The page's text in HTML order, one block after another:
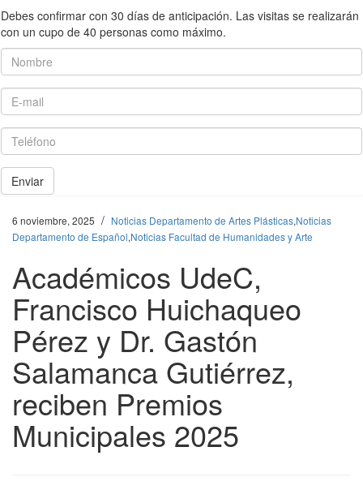
Debes confirmar con 30 días de anticipación. Las visitas se realizarán
con un cupo de 40 personas como máximo.
Nombre
E-mail
Teléfono
Enviar
6 noviembre, 2025 / Noticias Departamento de Artes Plásticas,Noticias
Departamento de Español,Noticias Facultad de Humanidades y Arte
Académicos UdeC,
Francisco Huichaqueo
Pérez y Dr. Gastón
Salamanca Gutiérrez,
reciben Premios
Municipales 2025